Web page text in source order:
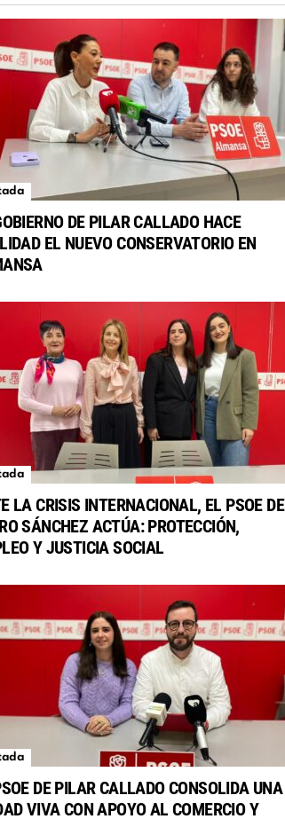
DE PILAR CALLADO HACE
EL NUEVO CONSERVATORIO EN
LA CRISIS INTERNACIONAL, EL PSOE DE
SÁNCHEZ ACTÚA: PROTECCIÓN,
Y JUSTICIA SOCIAL
DE PILAR CALLADO CONSOLIDA UNA
VIVA CON APOYO AL COMERCIO Y